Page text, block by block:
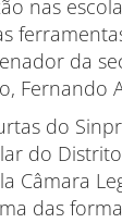
nas
da
Fernando
do
do
Câmara
das